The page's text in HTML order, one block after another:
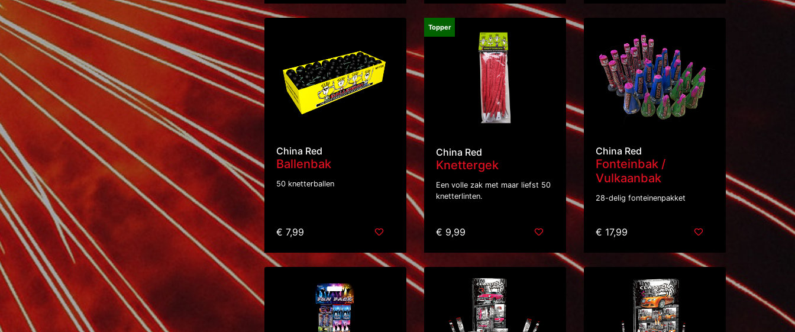
China Red
Ballenbak
50 knetterballen
€ 7,99
Topper
China Red
Knettergek
Een volle zak met maar liefst 50
knetterlinten.
€ 9,99
China Red
Fonteinbak /
Vulkaanbak
28-delig fonteinenpakket
€ 17,99